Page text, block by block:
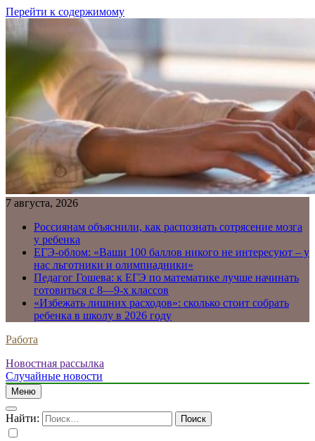
Перейти к содержимому
7 августа, 2026
Россиянам объяснили, как распознать сотрясение мозга
у ребенка
ЕГЭ-облом: «Ваши 100 баллов никого не интересуют – у
нас льготники и олимпиадники»
Педагог Гошева: к ЕГЭ по математике лучше начинать
готовиться с 8—9-х классов
«Избежать лишних расходов»: сколько стоит собрать
ребенка в школу в 2026 году
Работа
Новостная рассылка
Случайные новости
Меню
Найти: